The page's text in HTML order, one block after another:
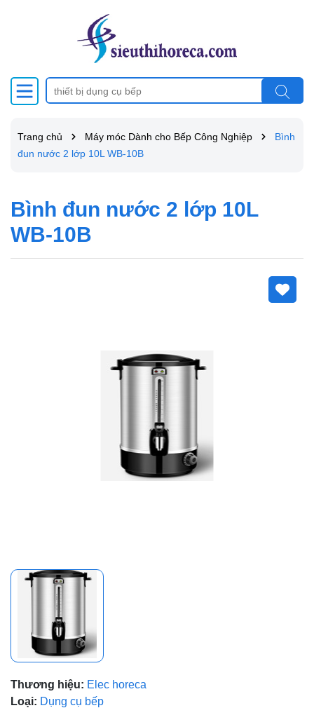
Trang chủ Máy móc Dành cho Bếp Công Nghiệp
Bình
đun nước 2 lớp 10L WB-10B
Bình đun nước 2 lớp 10L
WB-10B
Thương hiệu: Elec horeca
Loại: Dụng cụ bếp
Mã giảm giá: